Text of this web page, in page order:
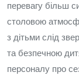
перевагу більш
столовою
з дітьми слід
та безпечною
персоналу про